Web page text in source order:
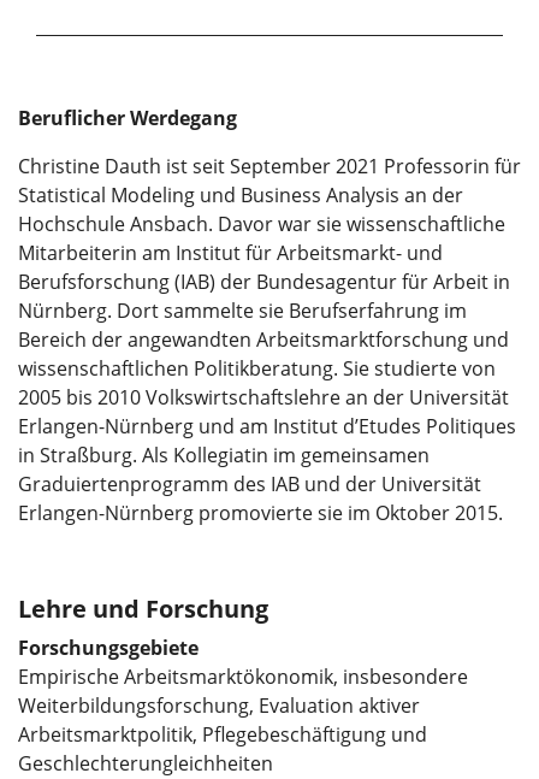
Beruflicher Werdegang
Christine Dauth ist seit September 2021 Professorin für
Statistical Modeling und Business Analysis an der
Hochschule Ansbach. Davor war sie wissenschaftliche
Mitarbeiterin am Institut für Arbeitsmarkt- und
Berufsforschung (IAB) der Bundesagentur für Arbeit in
Nürnberg. Dort sammelte sie Berufserfahrung im
Bereich der angewandten Arbeitsmarktforschung und
wissenschaftlichen Politikberatung. Sie studierte von
2005 bis 2010 Volkswirtschaftslehre an der Universität
Erlangen-Nürnberg und am Institut d’Etudes Politiques
in Straßburg. Als Kollegiatin im gemeinsamen
Graduiertenprogramm des IAB und der Universität
Erlangen-Nürnberg promovierte sie im Oktober 2015.
Lehre und Forschung
Forschungsgebiete
Empirische Arbeitsmarktökonomik, insbesondere
Weiterbildungsforschung, Evaluation aktiver
Arbeitsmarktpolitik, Pflegebeschäftigung und
Geschlechterungleichheiten